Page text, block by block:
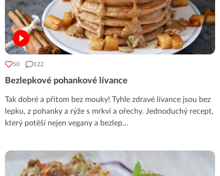
50 122
Bezlepkové pohankové lívance
Tak dobré a přitom bez mouky! Tyhle zdravé lívance jsou bez
lepku, z pohanky a rýže s mrkví a ořechy. Jednoduchý recept,
který potěší nejen vegany a bezlep...